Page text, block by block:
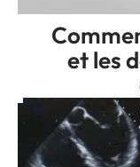
et les